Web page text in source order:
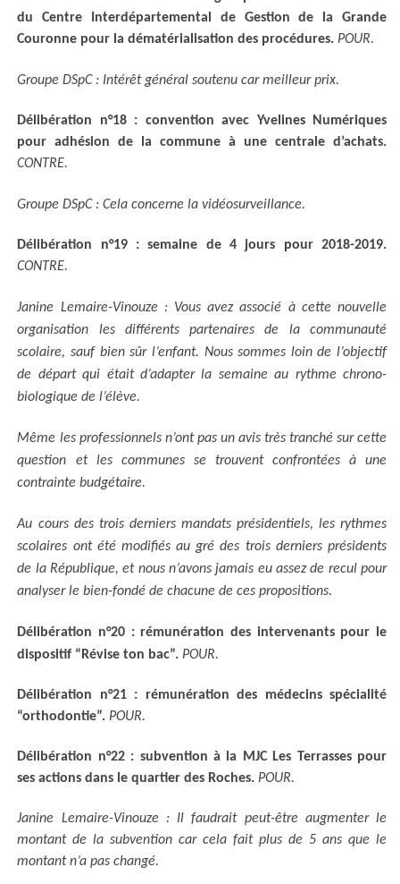
du Centre Interdépartemental de Gestion de la Grande
Couronne pour la dématérialisation des procédures. POUR.
Groupe DSpC : Intérêt général soutenu car meilleur prix.
Délibération n°18 : convention avec Yvelines Numériques
pour adhésion de la commune à une centrale d’achats.
CONTRE.
Groupe DSpC : Cela concerne la vidéosurveillance.
Délibération n°19 : semaine de 4 jours pour 2018-2019.
CONTRE.
Janine Lemaire-Vinouze : Vous avez associé à cette nouvelle
organisation les différents partenaires de la communauté
scolaire, sauf bien sûr l’enfant. Nous sommes loin de l’objectif
de départ qui était d’adapter la semaine au rythme chrono-
biologique de l’élève.
Même les professionnels n’ont pas un avis très tranché sur cette
question et les communes se trouvent confrontées à une
contrainte budgétaire.
Au cours des trois derniers mandats présidentiels, les rythmes
scolaires ont été modifiés au gré des trois derniers présidents
de la République, et nous n’avons jamais eu assez de recul pour
analyser le bien-fondé de chacune de ces propositions.
Délibération n°20 : rémunération des intervenants pour le
dispositif “Révise ton bac”. POUR.
Délibération n°21 : rémunération des médecins spécialité
“orthodontie”. POUR.
Délibération n°22 : subvention à la MJC Les Terrasses pour
ses actions dans le quartier des Roches. POUR.
Janine Lemaire-Vinouze : Il faudrait peut-être augmenter le
montant de la subvention car cela fait plus de 5 ans que le
montant n’a pas changé.